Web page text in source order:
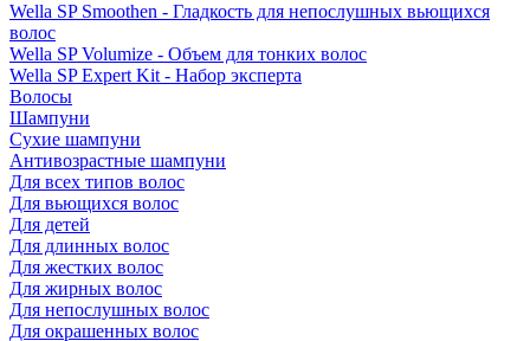
Wella SP Smoothen - Гладкость для непослушных вьющихся
волос
Wella SP Volumize - Объем для тонких волос
Wella SP Expert Kit - Набор эксперта
Волосы
Шампуни
Сухие шампуни
Антивозрастные шампуни
Для всех типов волос
Для вьющихся волос
Для детей
Для длинных волос
Для жестких волос
Для жирных волос
Для непослушных волос
Для окрашенных волос